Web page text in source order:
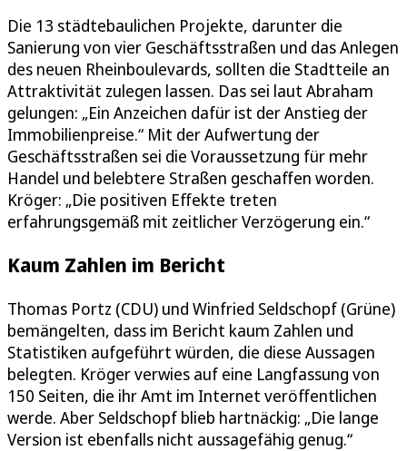
Die 13 städtebaulichen Projekte, darunter die
Sanierung von vier Geschäftsstraßen und das Anlegen
des neuen Rheinboulevards, sollten die Stadtteile an
Attraktivität zulegen lassen. Das sei laut Abraham
gelungen: „Ein Anzeichen dafür ist der Anstieg der
Immobilienpreise.“ Mit der Aufwertung der
Geschäftsstraßen sei die Voraussetzung für mehr
Handel und belebtere Straßen geschaffen worden.
Kröger: „Die positiven Effekte treten
erfahrungsgemäß mit zeitlicher Verzögerung ein.“
Kaum Zahlen im Bericht
Thomas Portz (CDU) und Winfried Seldschopf (Grüne)
bemängelten, dass im Bericht kaum Zahlen und
Statistiken aufgeführt würden, die diese Aussagen
belegten. Kröger verwies auf eine Langfassung von
150 Seiten, die ihr Amt im Internet veröffentlichen
werde. Aber Seldschopf blieb hartnäckig: „Die lange
Version ist ebenfalls nicht aussagefähig genug.“